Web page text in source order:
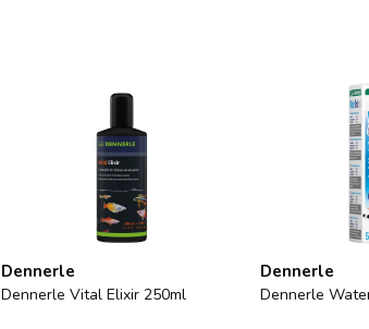
Dennerle
Dennerle Vital Elixir 250ml
Dennerle
Dennerle